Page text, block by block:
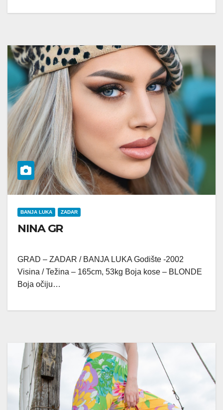
BANJA LUKA ZADAR
NINA GR
GRAD – ZADAR / BANJA LUKA Godište -2002
Visina / Težina – 165cm, 53kg Boja kose – BLONDE
Boja očiju…